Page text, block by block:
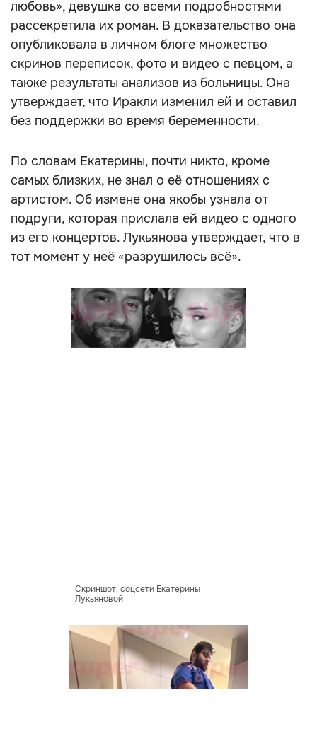
любовь», девушка со всеми подробностями
рассекретила их роман. В доказательство она
опубликовала в личном блоге множество
скринов переписок, фото и видео с певцом, а
также результаты анализов из больницы. Она
утверждает, что Иракли изменил ей и оставил
без поддержки во время беременности.
По словам Екатерины, почти никто, кроме
самых близких, не знал о её отношениях с
артистом. Об измене она якобы узнала от
подруги, которая прислала ей видео с одного
из его концертов. Лукьянова утверждает, что в
тот момент у неё «разрушилось всё».
Скриншот: соцсети Екатерины
Лукьяновой